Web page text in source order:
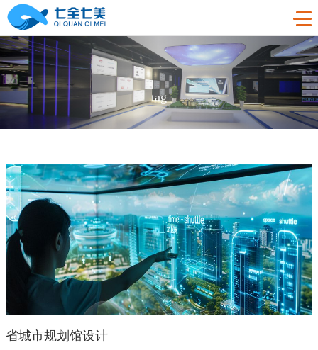
首页
工程案例
廉洁廉政展厅
禁毒教育基地
党性教育基地
其他主题展厅
智慧农业项目
法制教育基地数字化设备
廉政馆电子设备
禁毒教育基地设备
智慧党建中心多媒体设备
展厅多媒体设备
购买指南
新闻中心
关于我们
企业简介
企业文化
联系我们
—— tag ——
省城市规划馆设计